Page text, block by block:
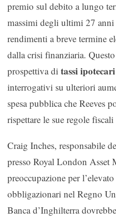
premio sul debito a lungo
massimi degli ultimi 27 anni
rendimenti a breve termine
dalla crisi finanziaria.
prospettiva di tassi
interrogativi su ulteriori
spesa pubblica che Reeves
rispettare le sue regole
Craig Inches, responsabile
presso Royal London Asset
preoccupazione per
obbligazionari nel Regno
Banca d’Inghilterra